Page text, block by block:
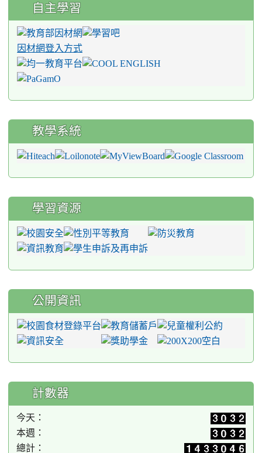
自主學習
因材網登入方式
教學系統
學習資源
公開資訊
計數器
今天：
本週：
總計：